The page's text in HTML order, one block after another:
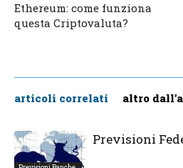
Ethereum: come funziona
questa Criptovaluta?
articoli correlati altro
Previsioni